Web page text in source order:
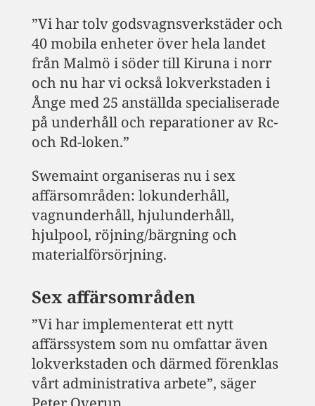
”Vi har tolv godsvagnsverkstäder och
40 mobila enheter över hela landet
från Malmö i söder till Kiruna i norr
och nu har vi också lokverkstaden i
Ånge med 25 anställda specialiserade
på underhåll och reparationer av Rc-
och Rd-loken.”
Swemaint organiseras nu i sex
affärsområden: lokunderhåll,
vagnunderhåll, hjulunderhåll,
hjulpool, röjning/bärgning och
materialförsörjning.
Sex affärsområden
”Vi har implementerat ett nytt
affärssystem som nu omfattar även
lokverkstaden och därmed förenklas
vårt administrativa arbete”, säger